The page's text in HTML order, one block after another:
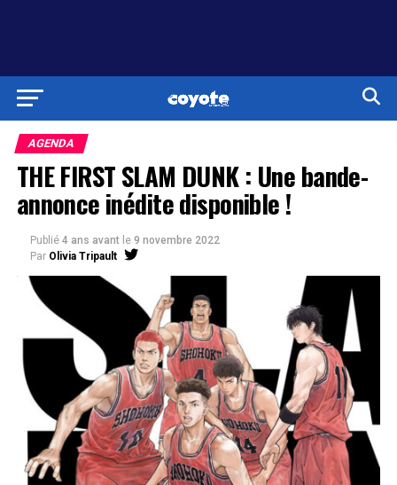
AGENDA
THE FIRST SLAM DUNK : Une bande-
annonce inédite disponible !
Publié 4 ans avant le 9 novembre 2022
Par Olivia Tripault